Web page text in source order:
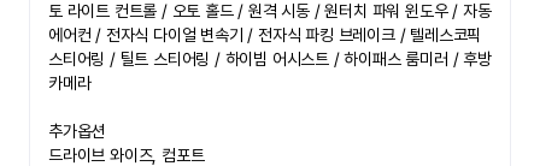
토 라이트 컨트롤 / 오토 홀드 / 원격 시동 / 원터치 파워 윈도우 / 자동
에어컨 / 전자식 다이얼 변속기 / 전자식 파킹 브레이크 / 텔레스코픽
스티어링 / 틸트 스티어링 / 하이빔 어시스트 / 하이패스 룸미러 / 후방
카메라
추가옵션
드라이브 와이즈, 컴포트